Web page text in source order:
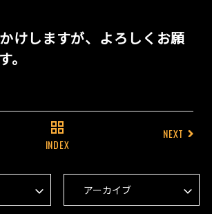
けしますが、よろしくお願
。
NEXT
INDEX